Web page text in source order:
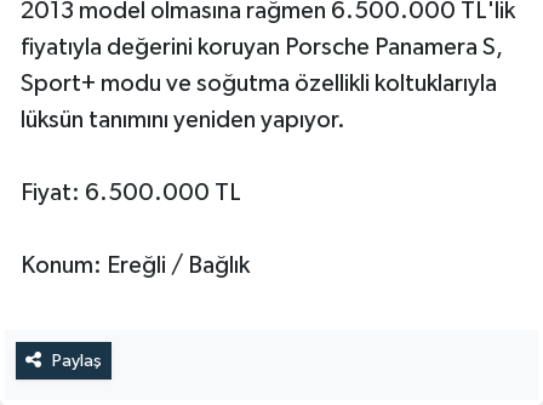
2013 model olmasına rağmen 6.500.000 TL'lik
fiyatıyla değerini koruyan Porsche Panamera S,
Sport+ modu ve soğutma özellikli koltuklarıyla
lüksün tanımını yeniden yapıyor.
Fiyat: 6.500.000 TL
Konum: Ereğli / Bağlık
Paylaş